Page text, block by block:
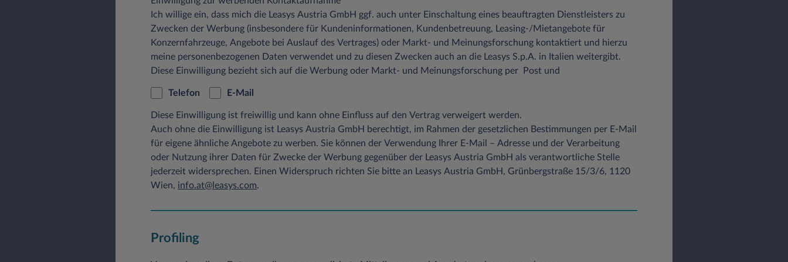
der übertragenen Datenmenge
dem Zugriffsstatus (Datei übertragen, Datei nicht gefunden etc.)
einer Beschreibung des Typs des verwendeten Webbrowsers
kommerziellen noch zu nichtkommerziellen Zwecken, findet nicht statt.
b) Freiwillige Angaben
Sofern innerhalb des Internetangebotes die Möglichkeit zur Eingabe persönlicher oder geschäftlicher Daten (z.B. E-Mail-
Adressen, Namen, Anschriften) besteht, so erfolgt die Preisgabe dieser Daten seitens des Nutzers auf ausdrücklich freiwilliger
Basis. Für eine Angebotsanfrage sind wir aber auf bestimmte Pflichtinformationen angewiesen, die mit einem *-Hinweis versehen
sind und ohne die wir Ihre Anfrage nicht bearbeiten können. Auch die von Ihnen mitgeteilten Daten werden vertraulich
c) Cookies
Austausch mit unserem System über Ihren Browser speichern. Grundsätzlich können zwei verschiedene Arten von Cookies
Ich willige ein, dass mich die Leasys Austria GmbH ggf. auch unter Einschaltung eines beauftragten Dienstleisters zu
Zwecken der Werbung (insbesondere für Kundeninformationen, Kundenbetreuung, Leasing-/Mietangebote für
Konzernfahrzeuge, Angebote bei Auslauf des Vertrages) oder Markt- und Meinungsforschung kontaktiert und hierzu
meine personenbezogenen Daten verwendet und zu diesen Zwecken auch an die Leasys S.p.A. in Italien weitergibt.
Diese Einwilligung bezieht sich auf die Werbung oder Markt- und Meinungsforschung per Post und
Telefon E-Mail
Diese Einwilligung ist freiwillig und kann ohne Einfluss auf den Vertrag verweigert werden.
Auch ohne die Einwilligung ist Leasys Austria GmbH berechtigt, im Rahmen der gesetzlichen Bestimmungen per E-Mail
für eigene ähnliche Angebote zu werben. Sie können der Verwendung Ihrer E-Mail – Adresse und der Verarbeitung
oder Nutzung ihrer Daten für Zwecke der Werbung gegenüber der Leasys Austria GmbH als verantwortliche Stelle
jederzeit widersprechen. Einen Widerspruch richten Sie bitte an Leasys Austria GmbH, Grünbergstraße 15/3/6, 1120
Wien, info.at@leasys.com.
Profiling